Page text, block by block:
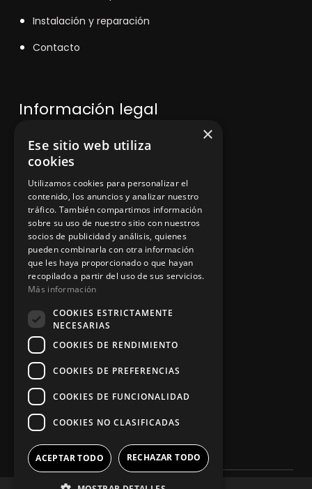
Instalación y reparación
Contacto
Información legal
Política de privacidad
Aviso legal
App Zine Hostelería
Síguenos
×
Ese sitio web utiliza
cookies
Utilizamos cookies para personalizar el
contenido, los anuncios y analizar nuestro
tráfico. También compartimos información
sobre su uso de nuestro sitio con nuestros
socios de publicidad y análisis, quienes
pueden combinarla con otra información
que les haya proporcionado o que hayan
recopilado a partir del uso de sus servicios.
Más información
COOKIES ESTRICTAMENTE
NECESARIAS
COOKIES DE RENDIMIENTO
COOKIES DE PREFERENCIAS
COOKIES DE FUNCIONALIDAD
COOKIES NO CLASIFICADAS
ACEPTAR TODO RECHAZAR TODO